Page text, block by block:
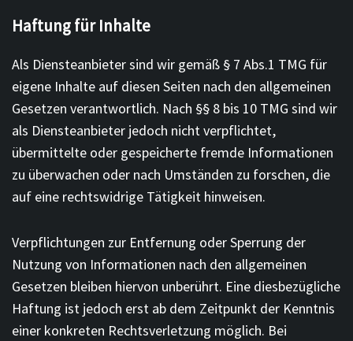
Haftung für Inhalte
Als Diensteanbieter sind wir gemäß § 7 Abs.1 TMG für
eigene Inhalte auf diesen Seiten nach den allgemeinen
Gesetzen verantwortlich. Nach §§ 8 bis 10 TMG sind wir
als Diensteanbieter jedoch nicht verpflichtet,
übermittelte oder gespeicherte fremde Informationen
zu überwachen oder nach Umständen zu forschen, die
auf eine rechtswidrige Tätigkeit hinweisen.
Verpflichtungen zur Entfernung oder Sperrung der
Nutzung von Informationen nach den allgemeinen
Gesetzen bleiben hiervon unberührt. Eine diesbezügliche
Haftung ist jedoch erst ab dem Zeitpunkt der Kenntnis
einer konkreten Rechtsverletzung möglich. Bei